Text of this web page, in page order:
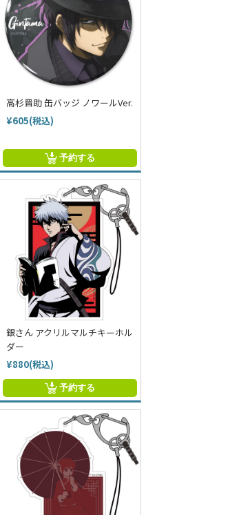
高杉晋助 缶バッジ ノワールVer.
¥605(税込)
予約する
銀さん アクリルマルチキーホル
ダー
¥880(税込)
予約する